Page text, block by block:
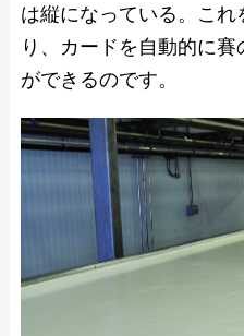
は縦になっている。これ
り、カードを自動的に
ができるのです。